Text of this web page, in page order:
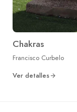
Chakras
Francisco Curbelo
Ver detalles